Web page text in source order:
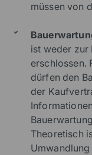
müssen von
ist weder zur
erschlossen.
dürfen den
der
Theoretisch